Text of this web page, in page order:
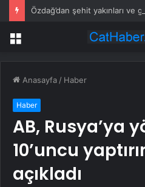
Menü
Anasayfa / Haber
Haber
AB, Rusya’ya
10’uncu
açıkladı